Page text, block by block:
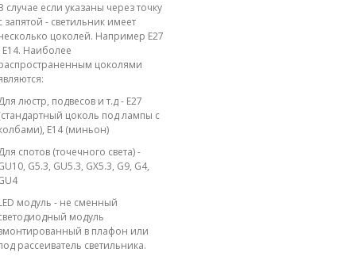
случае если указаны через точку
запятой - светильник имеет
цоколей. Например E27
E14. Наиболее
цоколями
люстр, подвесов и т.д - E27
цоколь под лампы с
E14 (миньон)
спотов (точечного света) -
G5.3, GU5.3, GX5.3, G9, G4,
модуль - не сменный
модуль
в плафон или
рассеиватель светильника.